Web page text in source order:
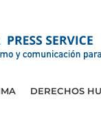
DERECHOS